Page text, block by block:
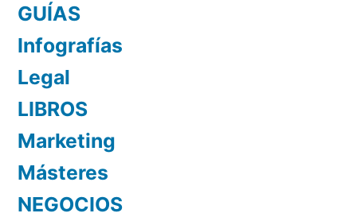
GUÍAS
Infografías
Legal
LIBROS
Marketing
Másteres
NEGOCIOS